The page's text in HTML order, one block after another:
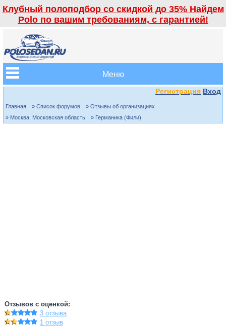
Клубный полоподбор со скидкой до 35% Найдем
Polo по вашим требованиям, с гарантией!
Меню
Регистрация Вход
Главная » Список форумов
» Отзывы об организациях
» Москва, Московская область
» Германика (Фили)
Отзывов с оценкой:
3 отзыва
1 отзыв